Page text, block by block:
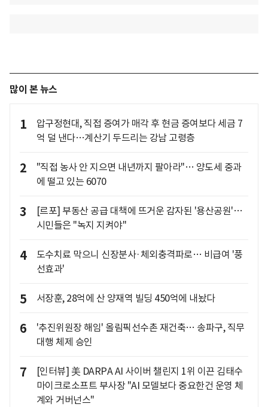
많이 본 뉴스
1
압구정현대, 직접 증여가 매각 후 현금 증여보다 세금 7
억 덜 낸다…계산기 두드리는 강남 고령층
2
"직접 농사 안 지으면 내년까지 팔아라"… 양도세 중과
에 떨고 있는 6070
3
[르포] 부동산 공급 대책에 뜨거운 감자된 '용산공원'…
시민들은 "녹지 지켜야"
4
도수치료 막으니 신장분사·체외충격파로… 비급여 '풍
선효과'
5 서장훈, 28억에 산 양재역 빌딩 450억에 내놨다
6
'추진위원장 해임' 올림픽선수촌 재건축… 송파구, 직무
대행 체제 승인
7
[인터뷰] 美 DARPA AI 사이버 챌린지 1위 이끈 김태수
마이크로소프트 부사장 "AI 모델보다 중요한건 운영 체
계와 거버넌스"